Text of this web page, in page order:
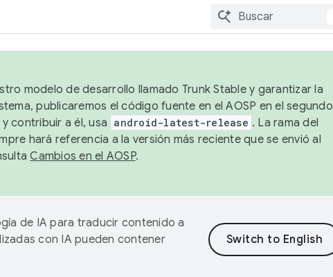
modelo de desarrollo llamado Trunk Stable y garantizar la
publicaremos el código fuente en el AOSP en el segundo
contribuir a él, usa android-latest-release . La rama del
hará referencia a la versión más reciente que se envió al
Cambios en el AOSP.
de IA para traducir contenido a
con IA pueden contener